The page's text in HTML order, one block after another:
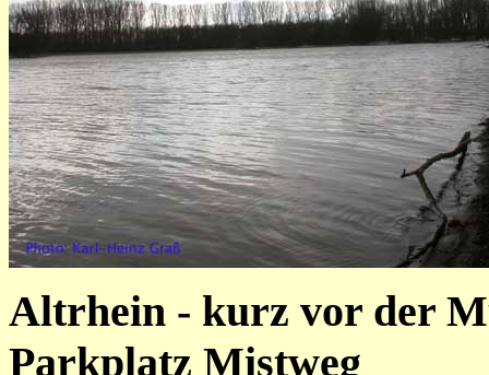
Altrhein - kurz vor der
Parkplatz Mistweg